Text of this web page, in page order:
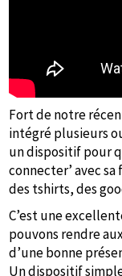
Fort de notre
intégré plusieurs
un dispositif pour
connecter’ avec
des tshirts, des
C’est une
pouvons rendre
d’une bonne
Un dispositif